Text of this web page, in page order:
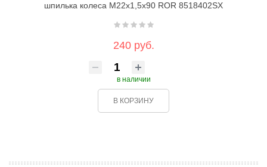
шпилька колеса М22х1,5х90 ROR 8518402SX
240 руб.
в наличии
В КОРЗИНУ